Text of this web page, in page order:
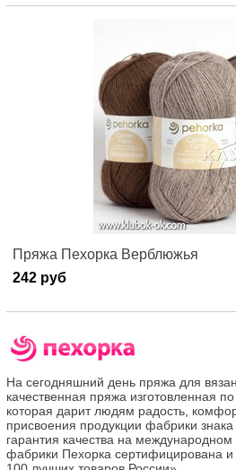
Пряжа Пехорка Верблюжья
242 руб
На сегодняшний день пряжа для
качественная пряжа изготовленная
которая дарит людям радость,
присвоения продукции фабрики
гарантия качества на
фабрики Пехорка сертифицирована